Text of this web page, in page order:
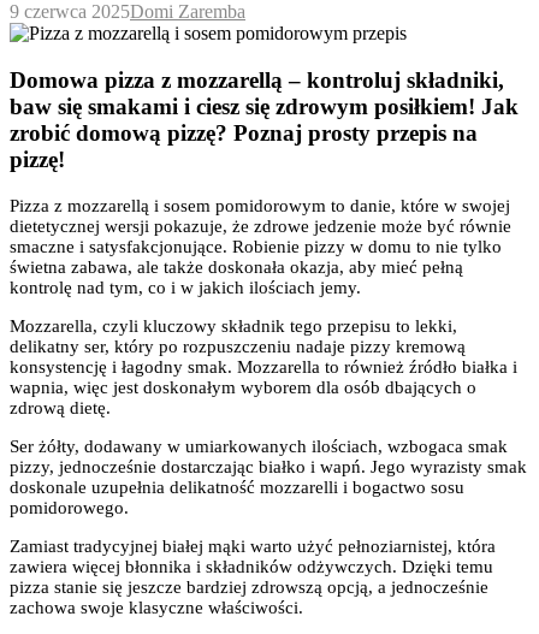
9 czerwca 2025Domi Zaremba
Domowa pizza z mozzarellą – kontroluj składniki,
baw się smakami i ciesz się zdrowym posiłkiem! Jak
zrobić domową pizzę? Poznaj prosty przepis na
pizzę!
Pizza z mozzarellą i sosem pomidorowym to danie, które w swojej
dietetycznej wersji pokazuje, że zdrowe jedzenie może być równie
smaczne i satysfakcjonujące. Robienie pizzy w domu to nie tylko
świetna zabawa, ale także doskonała okazja, aby mieć pełną
kontrolę nad tym, co i w jakich ilościach jemy.
Mozzarella, czyli kluczowy składnik tego przepisu to lekki,
delikatny ser, który po rozpuszczeniu nadaje pizzy kremową
konsystencję i łagodny smak. Mozzarella to również źródło białka i
wapnia, więc jest doskonałym wyborem dla osób dbających o
zdrową dietę.
Ser żółty, dodawany w umiarkowanych ilościach, wzbogaca smak
pizzy, jednocześnie dostarczając białko i wapń. Jego wyrazisty smak
doskonale uzupełnia delikatność mozzarelli i bogactwo sosu
pomidorowego.
Zamiast tradycyjnej białej mąki warto użyć pełnoziarnistej, która
zawiera więcej błonnika i składników odżywczych. Dzięki temu
pizza stanie się jeszcze bardziej zdrowszą opcją, a jednocześnie
zachowa swoje klasyczne właściwości.